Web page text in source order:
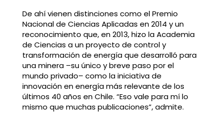
De ahí vienen distinciones como el Premio
Nacional de Ciencias Aplicadas en 2014 y un
reconocimiento que, en 2013, hizo la Academia
de Ciencias a un proyecto de control y
transformación de energía que desarrolló para
una minera –su único y breve paso por el
mundo privado– como la iniciativa de
innovación en energía más relevante de los
últimos 40 años en Chile. “Eso vale para mí lo
mismo que muchas publicaciones”, admite.